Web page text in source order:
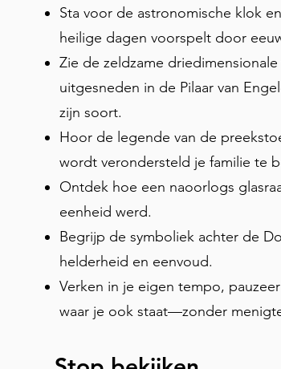
Sta voor de astronomische klok
heilige dagen voorspelt door
Zie de zeldzame
uitgesneden in de Pilaar van
zijn soort.
Hoor de legende van de
wordt verondersteld je familie te
Ontdek hoe een naoorlogs
eenheid werd.
Begrijp de symboliek achter de
helderheid en eenvoud.
Verken in je eigen tempo,
waar je ook staat—zonder